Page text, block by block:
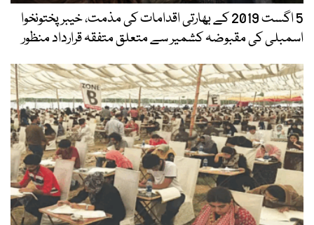
5 اگست 2019 کے بھارتی اقدامات کی مذمت، خیبرپختونخوا
اسمبلی کی مقبوضہ کشمیر سے متعلق متفقہ قرارداد منظور